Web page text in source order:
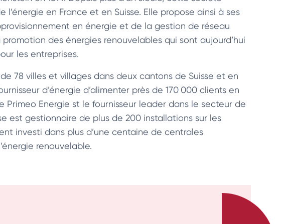
en France et en Suisse. Elle propose ainsi à ses
en énergie et de la gestion de réseau
des énergies renouvelables qui sont aujourd’hui
les entreprises.
78 villes et villages dans deux cantons de Suisse et en
d’énergie d’alimenter près de 170 000 clients en
Primeo Energie st le fournisseur leader dans le secteur de
est gestionnaire de plus de 200 installations sur les
investi dans plus d’une centaine de centrales
renouvelable.